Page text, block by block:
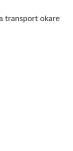
transport okare